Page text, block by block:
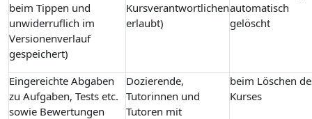
beim Tippen und
unwiderruflich im
Versionenverlauf
gespeichert)
Kursverantwortlichen
erlaubt)
automatisch
gelöscht
Eingereichte Abgaben
zu Aufgaben, Tests etc.
sowie Bewertungen
Dozierende,
Tutorinnen und
Tutoren mit
beim Löschen
Kurses